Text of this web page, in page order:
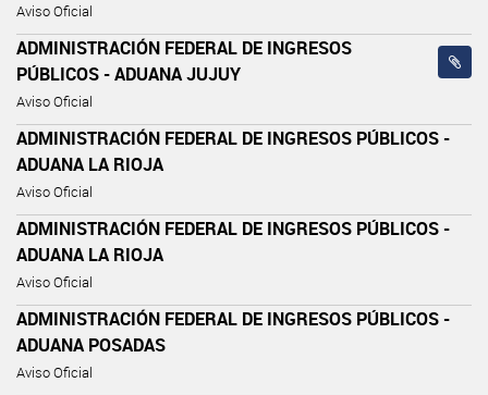
Aviso Oficial
ADMINISTRACIÓN FEDERAL DE INGRESOS
PÚBLICOS - ADUANA JUJUY
Aviso Oficial
ADMINISTRACIÓN FEDERAL DE INGRESOS PÚBLICOS -
ADUANA LA RIOJA
Aviso Oficial
ADMINISTRACIÓN FEDERAL DE INGRESOS PÚBLICOS -
ADUANA LA RIOJA
Aviso Oficial
ADMINISTRACIÓN FEDERAL DE INGRESOS PÚBLICOS -
ADUANA POSADAS
Aviso Oficial